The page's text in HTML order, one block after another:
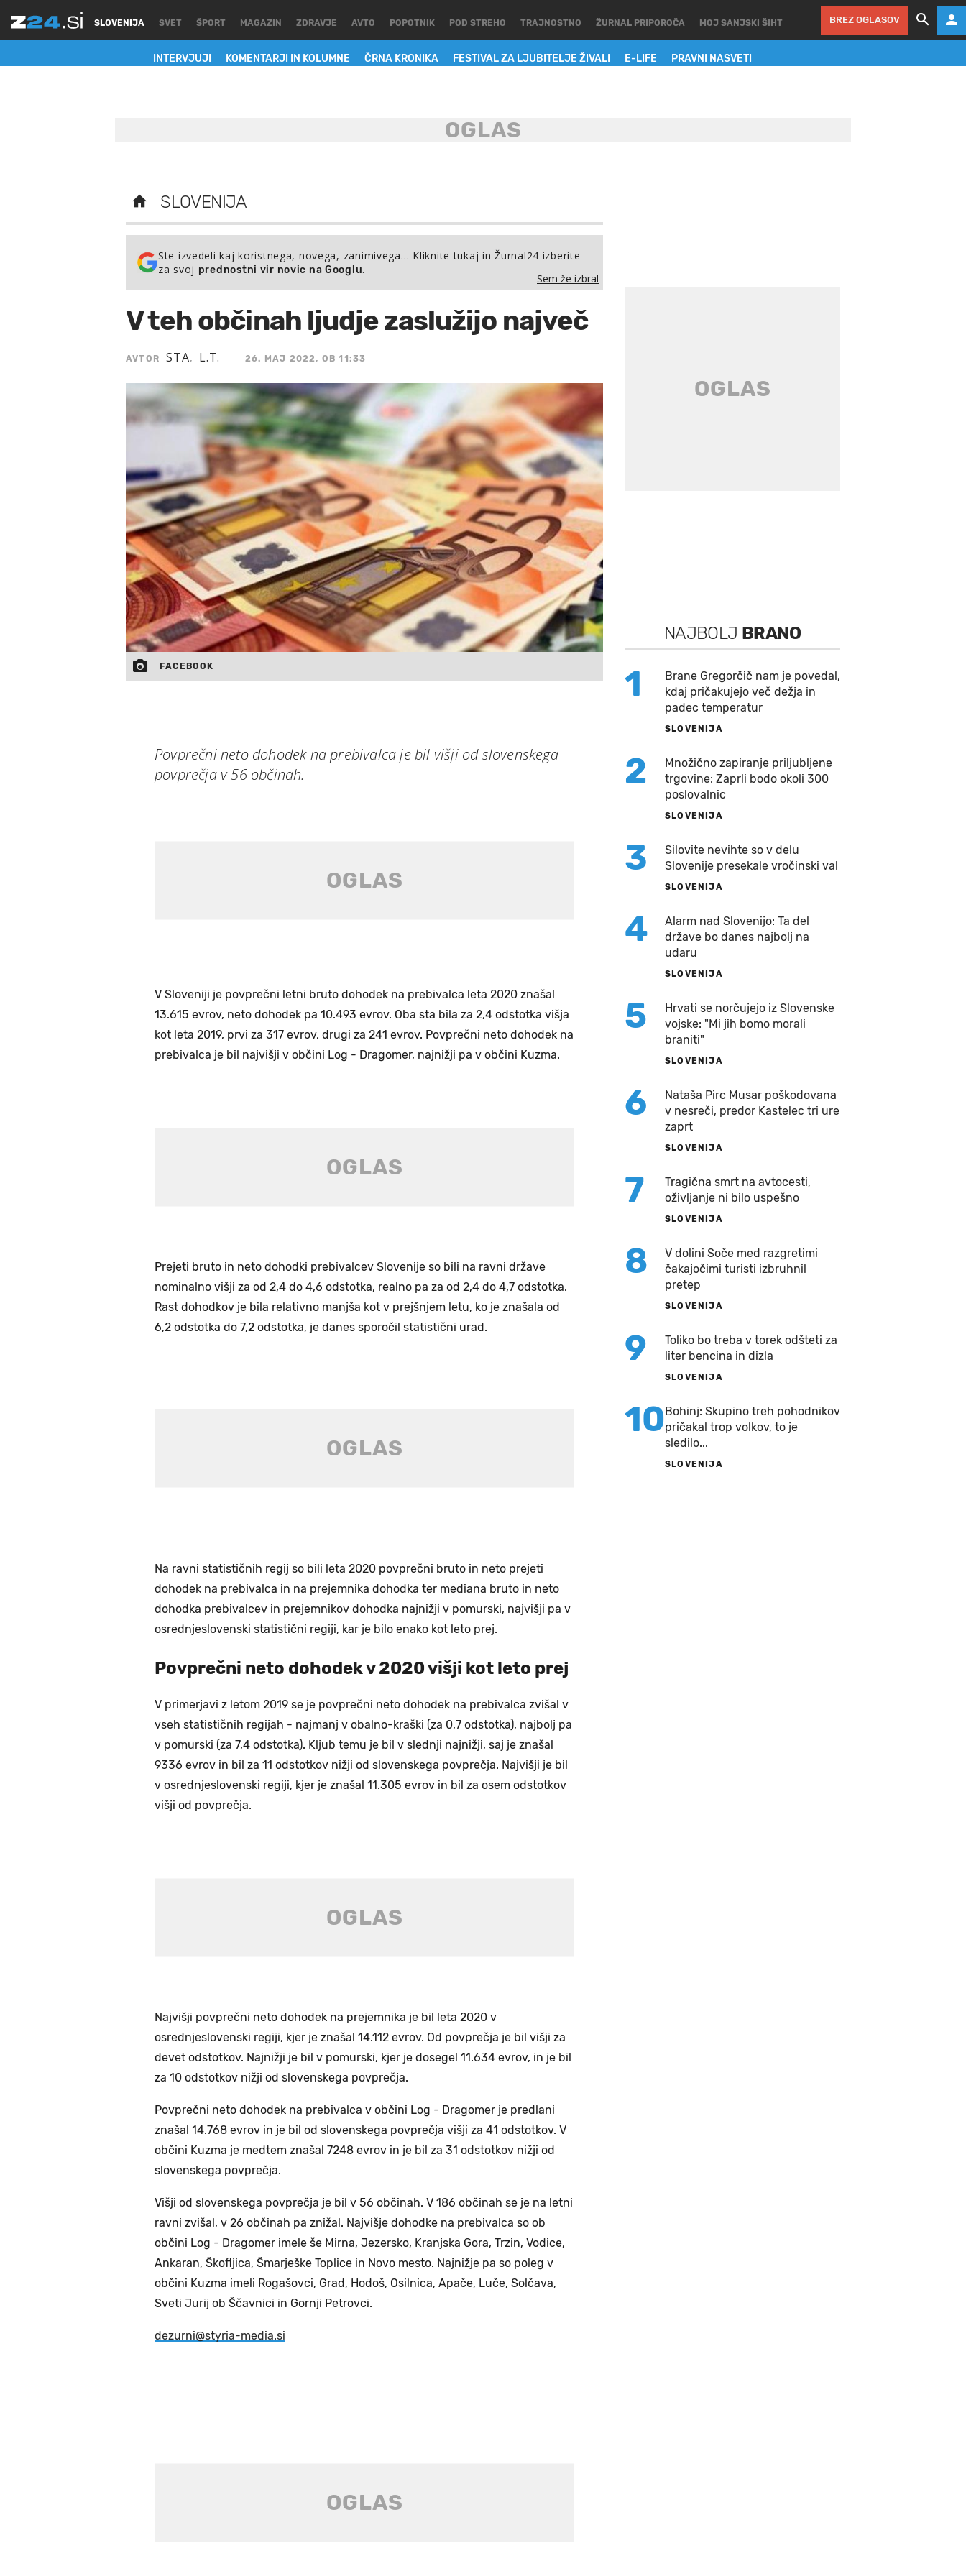
SLOVENIJA
INTERVJUJI KOMENTARJI IN KOLUMNE ČRNA KRONIKA FESTIVAL ZA LJUBITELJE ŽIVALI E-LIFE PRAVNI NASVETI
SVET ŠPORT MAGAZIN ZDRAVJE AVTO POPOTNIK POD STREHO TRAJNOSTNO ŽURNAL PRIPOROČA MOJ SANJSKI ŠIHT BREZ OGLASOV
SLOVENIJA
Ste izvedeli kaj koristnega, novega, zanimivega… Kliknite tukaj in Žurnal24 izberite
za svoj prednostni vir novic na Googlu.
Sem že izbral
V teh občinah ljudje zaslužijo največ
AVTOR STA, L.T. 26. MAJ 2022, OB 11:33
FACEBOOK
Povprečni neto dohodek na prebivalca je bil višji od slovenskega
povprečja v 56 občinah.
V Sloveniji je povprečni letni bruto dohodek na prebivalca leta 2020 znašal
13.615 evrov, neto dohodek pa 10.493 evrov. Oba sta bila za 2,4 odstotka višja
kot leta 2019, prvi za 317 evrov, drugi za 241 evrov. Povprečni neto dohodek na
prebivalca je bil najvišji v občini Log - Dragomer, najnižji pa v občini Kuzma.
Prejeti bruto in neto dohodki prebivalcev Slovenije so bili na ravni države
nominalno višji za od 2,4 do 4,6 odstotka, realno pa za od 2,4 do 4,7 odstotka.
Rast dohodkov je bila relativno manjša kot v prejšnjem letu, ko je znašala od
6,2 odstotka do 7,2 odstotka, je danes sporočil statistični urad.
Na ravni statističnih regij so bili leta 2020 povprečni bruto in neto prejeti
dohodek na prebivalca in na prejemnika dohodka ter mediana bruto in neto
dohodka prebivalcev in prejemnikov dohodka najnižji v pomurski, najvišji pa v
osrednjeslovenski statistični regiji, kar je bilo enako kot leto prej.
Povprečni neto dohodek v 2020 višji kot leto prej
V primerjavi z letom 2019 se je povprečni neto dohodek na prebivalca zvišal v
vseh statističnih regijah - najmanj v obalno-kraški (za 0,7 odstotka), najbolj pa
v pomurski (za 7,4 odstotka). Kljub temu je bil v slednji najnižji, saj je znašal
9336 evrov in bil za 11 odstotkov nižji od slovenskega povprečja. Najvišji je bil
v osrednjeslovenski regiji, kjer je znašal 11.305 evrov in bil za osem odstotkov
višji od povprečja.
Najvišji povprečni neto dohodek na prejemnika je bil leta 2020 v
osrednjeslovenski regiji, kjer je znašal 14.112 evrov. Od povprečja je bil višji za
devet odstotkov. Najnižji je bil v pomurski, kjer je dosegel 11.634 evrov, in je bil
za 10 odstotkov nižji od slovenskega povprečja.
Povprečni neto dohodek na prebivalca v občini Log - Dragomer je predlani
znašal 14.768 evrov in je bil od slovenskega povprečja višji za 41 odstotkov. V
občini Kuzma je medtem znašal 7248 evrov in je bil za 31 odstotkov nižji od
slovenskega povprečja.
Višji od slovenskega povprečja je bil v 56 občinah. V 186 občinah se je na letni
ravni zvišal, v 26 občinah pa znižal. Najvišje dohodke na prebivalca so ob
občini Log - Dragomer imele še Mirna, Jezersko, Kranjska Gora, Trzin, Vodice,
Ankaran, Škofljica, Šmarješke Toplice in Novo mesto. Najnižje pa so poleg v
občini Kuzma imeli Rogašovci, Grad, Hodoš, Osilnica, Apače, Luče, Solčava,
Sveti Jurij ob Ščavnici in Gornji Petrovci.
dezurni@styria-media.si
NAJBOLJ BRANO
1
Brane Gregorčič nam je povedal,
kdaj pričakujejo več dežja in
padec temperatur
SLOVENIJA
2
Množično zapiranje priljubljene
trgovine: Zaprli bodo okoli 300
poslovalnic
SLOVENIJA
3
Silovite nevihte so v delu
Slovenije presekale vročinski val
SLOVENIJA
4
Alarm nad Slovenijo: Ta del
države bo danes najbolj na
udaru
SLOVENIJA
5
Hrvati se norčujejo iz Slovenske
vojske: "Mi jih bomo morali
braniti"
SLOVENIJA
6
Nataša Pirc Musar poškodovana
v nesreči, predor Kastelec tri ure
zaprt
SLOVENIJA
7
Tragična smrt na avtocesti,
oživljanje ni bilo uspešno
SLOVENIJA
8
V dolini Soče med razgretimi
čakajočimi turisti izbruhnil
pretep
SLOVENIJA
9
Toliko bo treba v torek odšteti za
liter bencina in dizla
SLOVENIJA
10Bohinj: Skupino treh pohodnikov
pričakal trop volkov, to je
sledilo...
SLOVENIJA